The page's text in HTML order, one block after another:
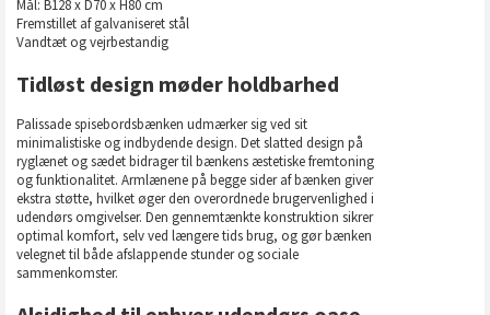
Mål: B128 x D70 x H80 cm
Fremstillet af galvaniseret stål
Vandtæt og vejrbestandig
Tidløst design møder holdbarhed
Palissade spisebordsbænken udmærker sig ved sit
minimalistiske og indbydende design. Det slatted design på
ryglænet og sædet bidrager til bænkens æstetiske fremtoning
og funktionalitet. Armlænene på begge sider af bænken giver
ekstra støtte, hvilket øger den overordnede brugervenlighed i
udendørs omgivelser. Den gennemtænkte konstruktion sikrer
optimal komfort, selv ved længere tids brug, og gør bænken
velegnet til både afslappende stunder og sociale
sammenkomster.